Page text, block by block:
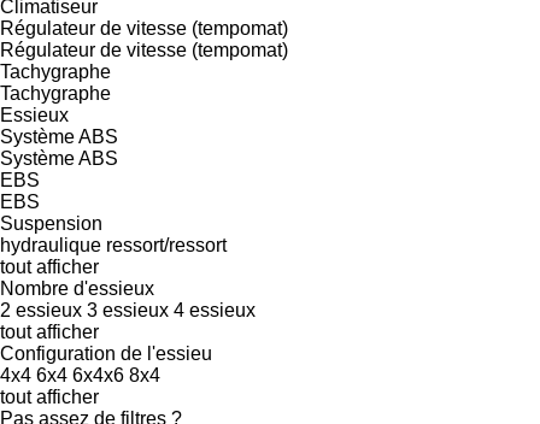
Climatiseur
Régulateur de vitesse (tempomat)
Régulateur de vitesse (tempomat)
Tachygraphe
Tachygraphe
Essieux
Système ABS
Système ABS
EBS
EBS
Suspension
hydraulique ressort/ressort
tout afficher
Nombre d'essieux
2 essieux 3 essieux 4 essieux
tout afficher
Configuration de l'essieu
4x4 6x4 6x4x6 8x4
tout afficher
Pas assez de filtres ?